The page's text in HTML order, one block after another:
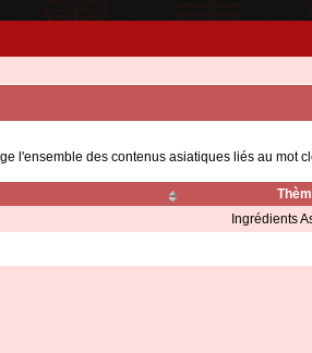
l'ensemble des contenus asiatiques liés au mot
Ingrédients